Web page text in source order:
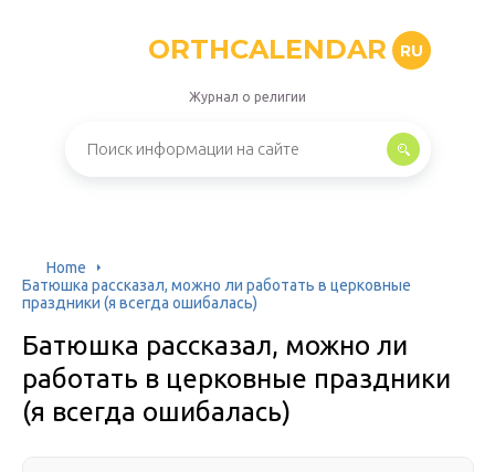
ORTHCALENDAR RU
Журнал о религии
Home
Батюшка рассказал, можно ли работать в церковные
праздники (я всегда ошибалась)
Батюшка рассказал, можно ли
работать в церковные праздники
(я всегда ошибалась)